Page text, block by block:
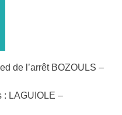
de l’arrêt BOZOULS –
: LAGUIOLE –